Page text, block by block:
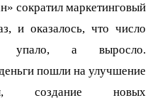
сократил маркетинговый
и оказалось, что число
упало, а выросло.
пошли на улучшение
создание новых